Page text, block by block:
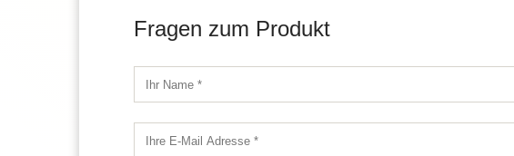
Fragen zum Produkt